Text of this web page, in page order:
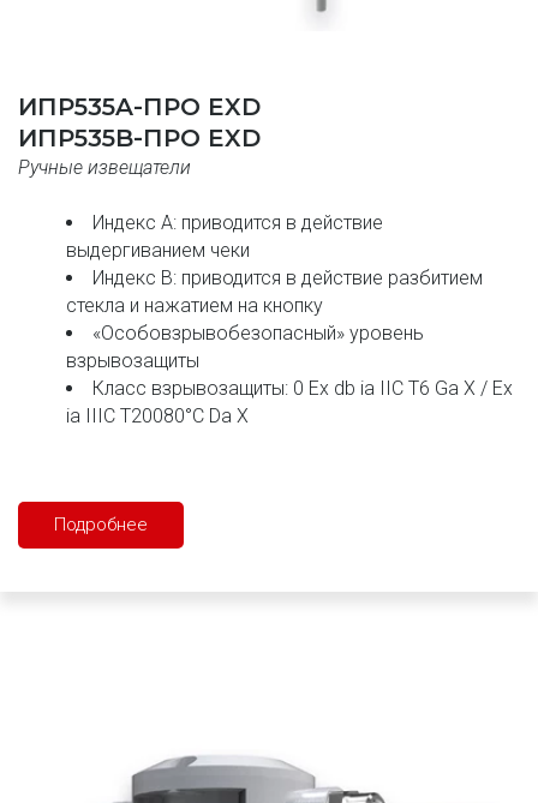
ИПР535A-ПРО EXD
ИПР535B-ПРО EXD
Ручные извещатели
Индекс А: приводится в действие
выдергиванием чеки
Индекс В: приводится в действие разбитием
стекла и нажатием на кнопку
«Особовзрывобезопасный» уровень
взрывозащиты
Класс взрывозащиты: 0 Ex db ia IIC T6 Ga X / Ex
ia IIIC T20080°C Da X
Подробнее